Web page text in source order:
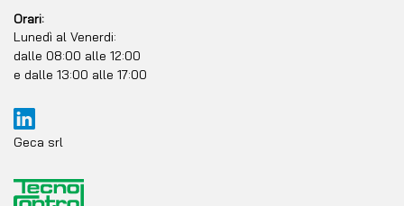
Orari:
Lunedì al Venerdi:
dalle 08:00 alle 12:00
e dalle 13:00 alle 17:00
Geca srl